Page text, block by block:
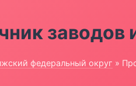
заводов
федеральный округ »